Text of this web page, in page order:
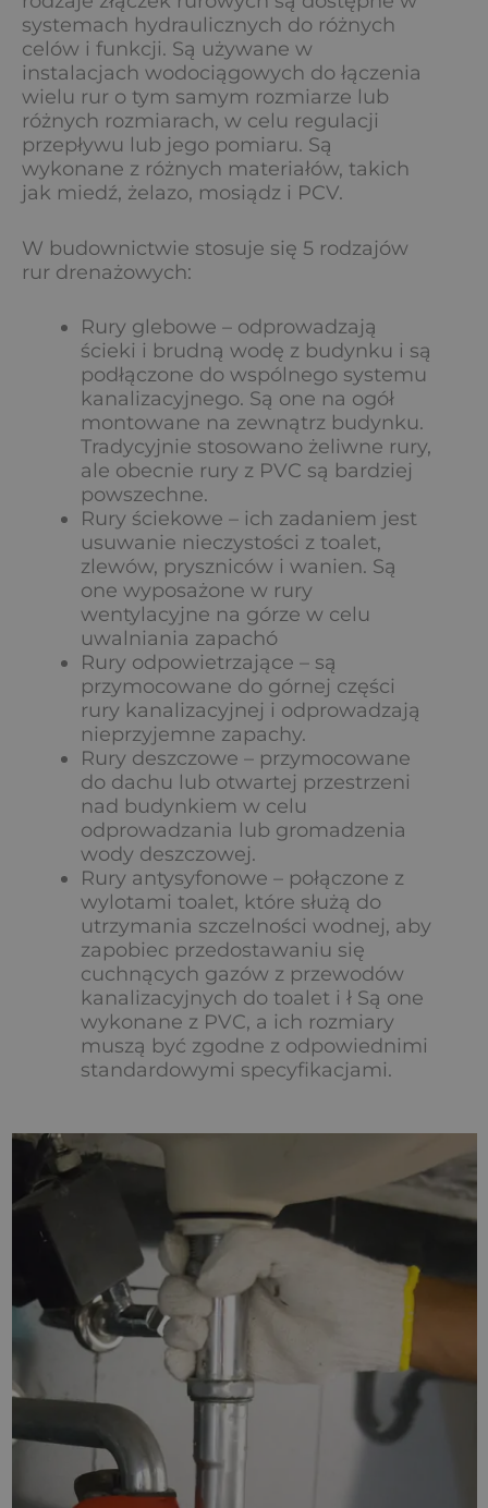
systemach hydraulicznych do różnych
celów i funkcji. Są używane w
instalacjach wodociągowych do łączenia
wielu rur o tym samym rozmiarze lub
różnych rozmiarach, w celu regulacji
przepływu lub jego pomiaru. Są
wykonane z różnych materiałów, takich
jak miedź, żelazo, mosiądz i PCV.
W budownictwie stosuje się 5 rodzajów
rur drenażowych:
Rury glebowe – odprowadzają
ścieki i brudną wodę z budynku i są
podłączone do wspólnego systemu
kanalizacyjnego. Są one na ogół
montowane na zewnątrz budynku.
Tradycyjnie stosowano żeliwne rury,
ale obecnie rury z PVC są bardziej
powszechne.
Rury ściekowe – ich zadaniem jest
usuwanie nieczystości z toalet,
zlewów, pryszniców i wanien. Są
one wyposażone w rury
wentylacyjne na górze w celu
uwalniania zapachó
Rury odpowietrzające – są
przymocowane do górnej części
rury kanalizacyjnej i odprowadzają
nieprzyjemne zapachy.
Rury deszczowe – przymocowane
do dachu lub otwartej przestrzeni
nad budynkiem w celu
odprowadzania lub gromadzenia
wody deszczowej.
Rury antysyfonowe – połączone z
wylotami toalet, które służą do
utrzymania szczelności wodnej, aby
zapobiec przedostawaniu się
cuchnących gazów z przewodów
kanalizacyjnych do toalet i ł Są one
wykonane z PVC, a ich rozmiary
muszą być zgodne z odpowiednimi
standardowymi specyfikacjami.